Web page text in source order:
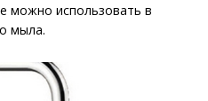
можно использовать в
мыла.